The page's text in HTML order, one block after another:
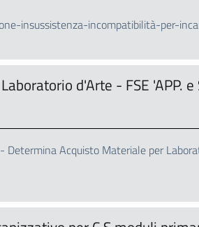
insussistenza-incompatibilità-per-
d'Arte - FSE 'APP. e
Determina Acquisto Materiale per